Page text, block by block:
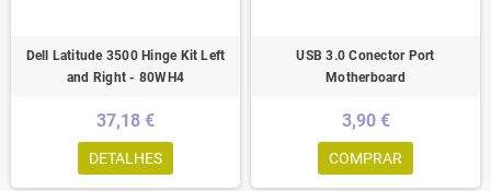
Dell Latitude 3500 Hinge Kit Left
and Right - 80WH4
37,18 €
DETALHES
USB 3.0 Conector Port
Motherboard
3,90 €
COMPRAR